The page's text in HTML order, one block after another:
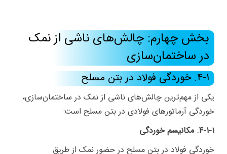
بخش چهارم: چالش‌های ناشی از نمک
در ساختمان‌سازی
۴-۱. خوردگی فولاد در بتن مسلح
یکی از مهم‌ترین چالش‌های ناشی از نمک در ساختمان‌سازی،
خوردگی آرماتورهای فولادی در بتن مسلح است:
۴-۱-۱. مکانیسم خوردگی
خوردگی فولاد در بتن مسلح در حضور نمک از طریق